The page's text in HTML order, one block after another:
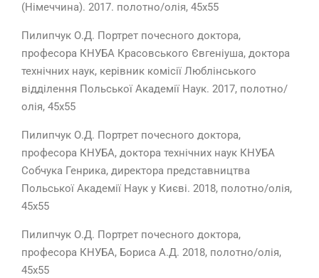
(Німеччина). 2017. полотно/олія, 45х55
Пилипчук О.Д. Портрет почесного доктора,
професора КНУБА Красовського Євгеніуша, доктора
технічних наук, керівник комісії Люблінського
відділення Польської Академії Наук. 2017, полотно/
олія, 45х55
Пилипчук О.Д. Портрет почесного доктора,
професора КНУБА, доктора технічних наук КНУБА
Собчука Генрика, директора представництва
Польської Академії Наук у Києві. 2018, полотно/олія,
45х55
Пилипчук О.Д. Портрет почесного доктора,
професора КНУБА, Бориса А.Д. 2018, полотно/олія,
45х55